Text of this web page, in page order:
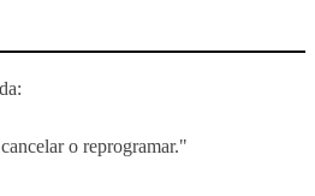
o reprogramar."